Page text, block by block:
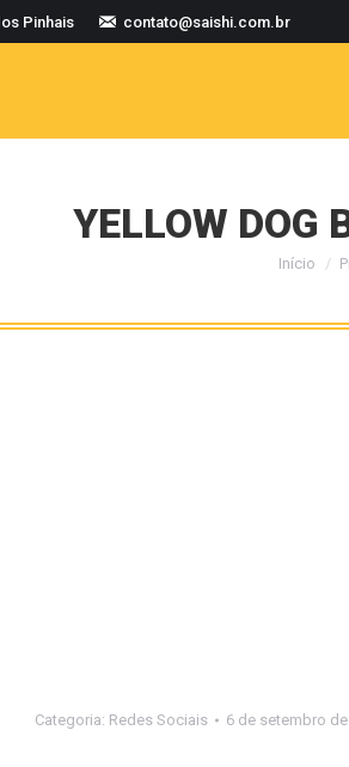
Pinhais contato@saishi.com.br
YELLOW DOG
Você
Início
Categoria: Redes Sociais 6 de setembro